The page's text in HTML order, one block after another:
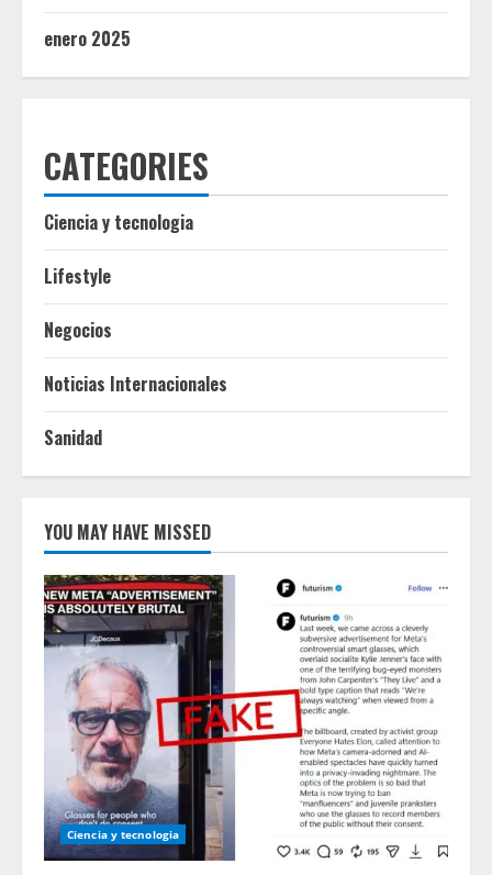
enero 2025
CATEGORIES
Ciencia y tecnologia
Lifestyle
Negocios
Noticias Internacionales
Sanidad
YOU MAY HAVE MISSED
Ciencia y tecnologia